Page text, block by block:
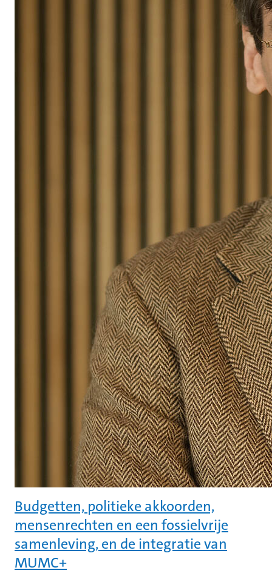
Budgetten, politieke akkoorden,
mensenrechten en een fossielvrije
samenleving, en de integratie van
MUMC+